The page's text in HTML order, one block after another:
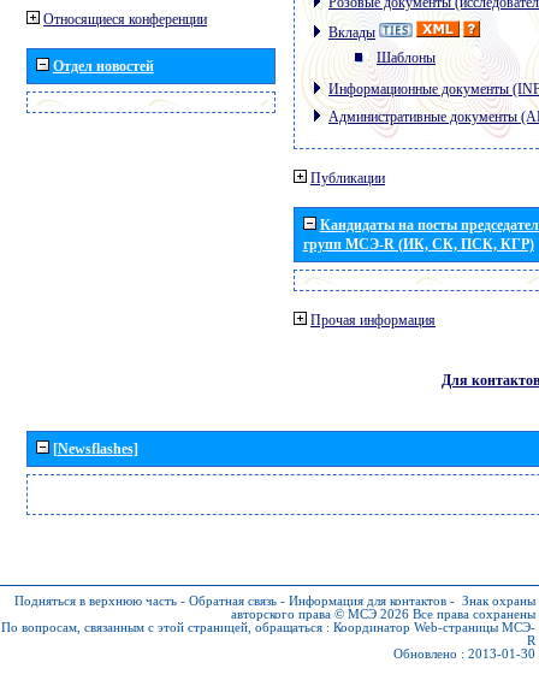
Относящиеся конференции
Отдел новостей
Вклады
Шаблоны
Информационные документы
Административные документы
Публикации
Кандидаты на посты
групп МСЭ-R (ИК, СК, ПСК, КГР)
Прочая информация
Для контактов
[Newsflashes]
Подняться в верхнюю часть - Обратная связь - Информация для контактов - Знак охраны
авторского права © МСЭ 2026 Все права сохранены
По вопросам, связанным с этой страницей, обращаться : Координатор Web-страницы МСЭ-
R
Обновлено : 2013-01-30